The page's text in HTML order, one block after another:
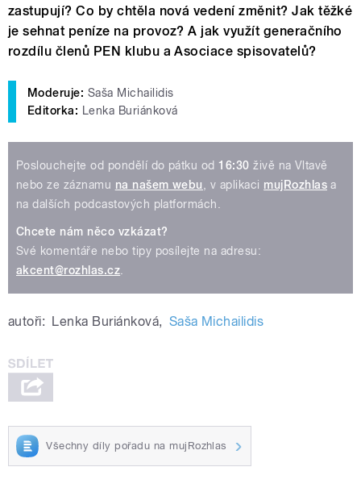
zastupují? Co by chtěla nová vedení změnit? Jak těžké
je sehnat peníze na provoz? A jak využít generačního
rozdílu členů PEN klubu a Asociace spisovatelů?
Moderuje: Saša Michailidis
Editorka: Lenka Buriánková
Poslouchejte od pondělí do pátku od 16:30 živě na Vltavě
nebo ze záznamu na našem webu , v aplikaci mujRozhlas a
na dalších podcastových platformách.
Chcete nám něco vzkázat?
Své komentáře nebo tipy posílejte na adresu:
akcent@rozhlas.cz
autoři: Lenka Buriánková, Saša Michailidis
Všechny díly pořadu na mujRozhlas